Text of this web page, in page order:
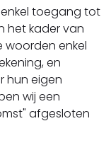
enkel toegang tot
het kader van
woorden enkel
en
hun eigen
wij een
afgesloten